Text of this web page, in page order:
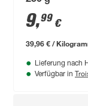
9,99 €
39,96 € /
Lieferung nach
Verfügbar in